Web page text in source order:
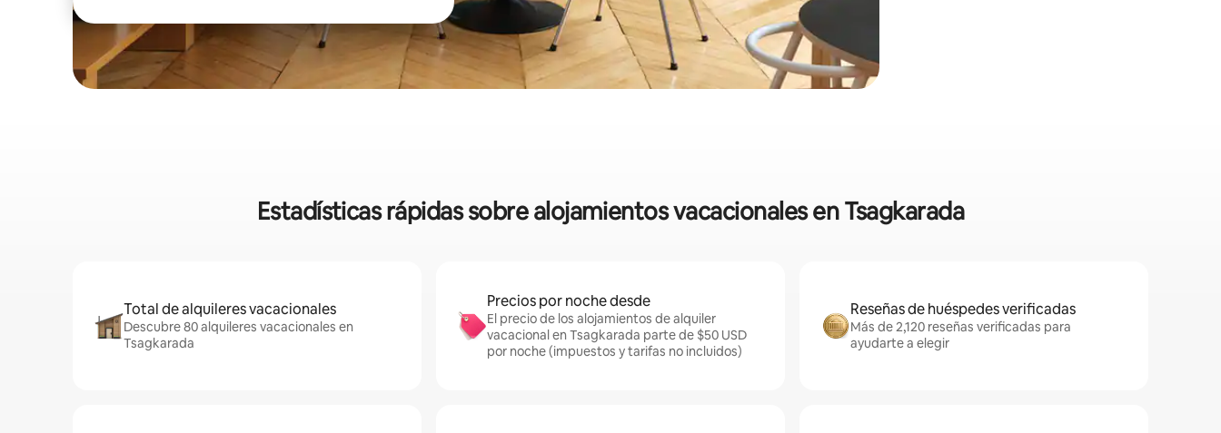
Estadísticas rápidas sobre alojamientos vacacionales en Tsagkarada
Total de alquileres vacacionales
Descubre 80 alquileres vacacionales en
Tsagkarada
Precios por noche desde
El precio de los alojamientos de alquiler
vacacional en Tsagkarada parte de $50 USD
por noche (impuestos y tarifas no incluidos)
Reseñas de huéspedes verificadas
Más de 2,120 reseñas verificadas para
ayudarte a elegir